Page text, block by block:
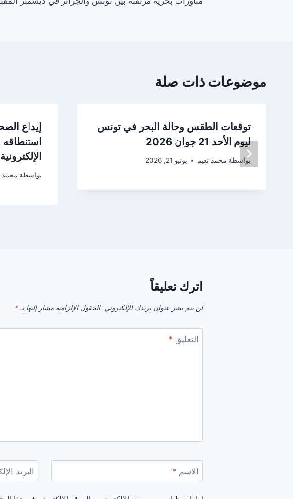
المقالات
موضوعات ذات صلة
توقعات الطقس وحالة البحر في تونس
ليوم الأحد 21 جوان 2026
بواسطة محمد نعيم يونيو 21, 2026
إيداع
الإلكترونية
بواسطة محمد
اترك تعليقاً
لن يتم نشر عنوان بريدك الإلكتروني. الحقول الإلزامية مشار إليها بـ *
التعليق *
الاسم * البريد